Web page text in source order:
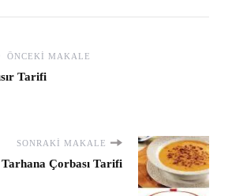
ÖNCEKI MAKALE
Tarifi
SONRAKI MAKALE
Çorbası Tarifi